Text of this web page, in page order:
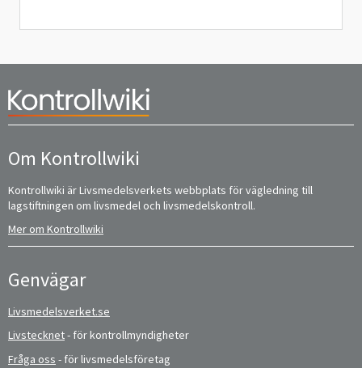
Om Kontrollwiki
Kontrollwiki är Livsmedelsverkets webbplats för vägledning till
lagstiftningen om livsmedel och livsmedelskontroll.
Mer om Kontrollwiki
Genvägar
Livsmedelsverket.se
Livstecknet- för kontrollmyndigheter
Fråga oss - för livsmedelsföretag